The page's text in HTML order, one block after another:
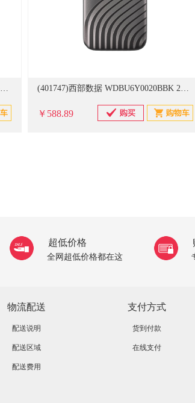
(404960)希捷(Seagate) STEA2000400 睿翼 2TB USB3.0 2.5英寸 黑钻版 移动硬盘 商务黑(单位：块) (401747)西部数据 WDBU6Y0020BBK 2TB 新元素 移动硬盘(单位：个)
￥588.89
超低价格
全网超低价格都在这
物流配送
配送说明
配送区域
配送费用
支付方式
货到付款
在线支付